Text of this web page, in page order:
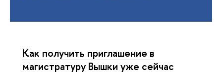
Как получить приглашение в
магистратуру Вышки уже сейчас